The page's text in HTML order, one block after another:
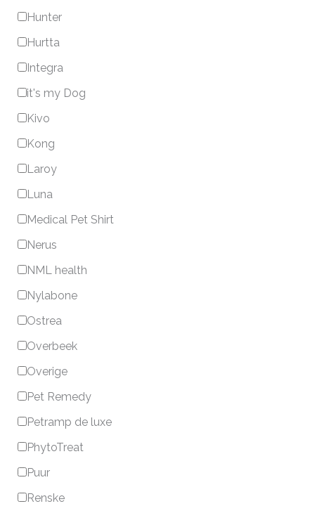
Hunter
Hurtta
Integra
it's my Dog
Kivo
Kong
Laroy
Luna
Medical Pet Shirt
Nerus
NML health
Nylabone
Ostrea
Overbeek
Overige
Pet Remedy
Petramp de luxe
PhytoTreat
Puur
Renske